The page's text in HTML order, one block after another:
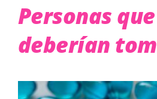
Personas
deberían